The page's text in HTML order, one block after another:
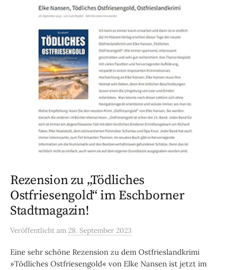
Rezension zu „Tödliches
Ostfriesengold“ im Eschborner
Stadtmagazin!
Veröffentlicht am 28. September 2023
Eine sehr schöne Rezension zu dem Ostfrieslandkrimi
»Tödliches Ostfriesengold« von Elke Nansen ist jetzt im